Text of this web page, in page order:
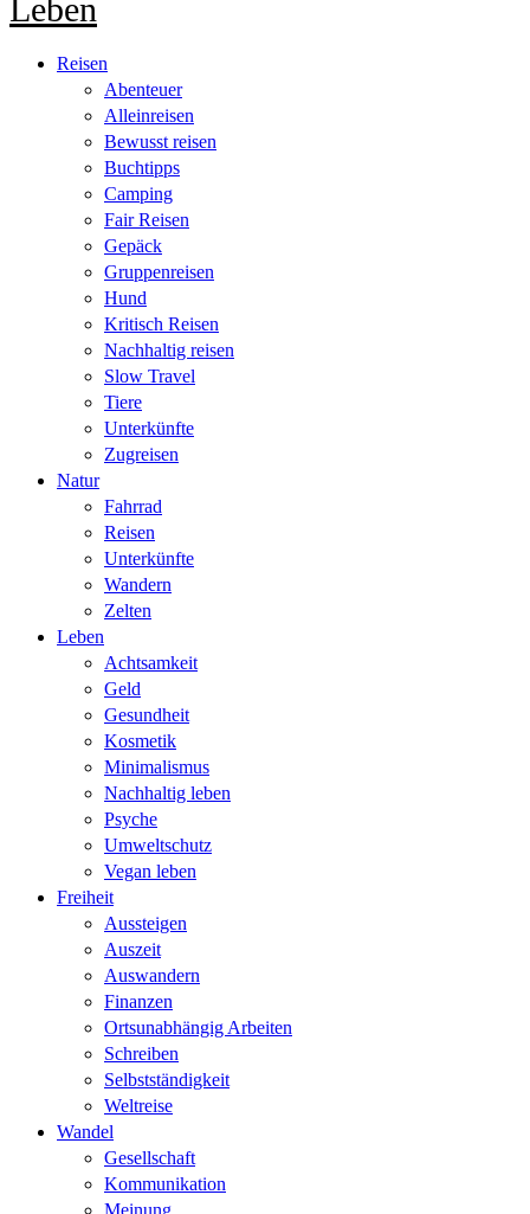
Reisen
Abenteuer
Alleinreisen
Bewusst reisen
Buchtipps
Camping
Fair Reisen
Gepäck
Gruppenreisen
Hund
Kritisch Reisen
Nachhaltig reisen
Slow Travel
Tiere
Unterkünfte
Zugreisen
Natur
Fahrrad
Reisen
Unterkünfte
Wandern
Zelten
Leben
Achtsamkeit
Geld
Gesundheit
Kosmetik
Minimalismus
Nachhaltig leben
Psyche
Umweltschutz
Vegan leben
Freiheit
Aussteigen
Auszeit
Auswandern
Finanzen
Ortsunabhängig Arbeiten
Schreiben
Selbstständigkeit
Weltreise
Wandel
Gesellschaft
Kommunikation
Meinung